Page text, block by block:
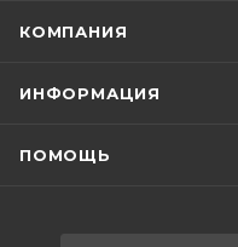
КОМПАНИЯ
ИНФОРМАЦИЯ
ПОМОЩЬ